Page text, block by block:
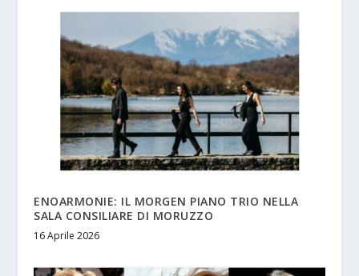
ENOARMONIE: IL MORGEN PIANO TRIO NELLA
SALA CONSILIARE DI MORUZZO
16 Aprile 2026